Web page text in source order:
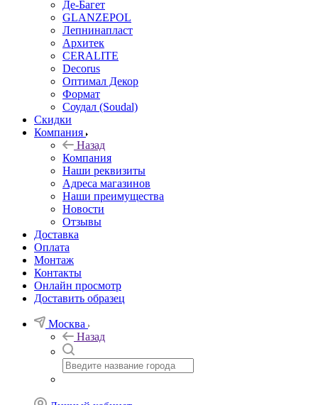
Де-Багет
GLANZEPOL
Лепнинапласт
Архитек
CERALITE
Decorus
Оптимал Декор
Формат
Соудал (Soudal)
Скидки
Компания
Назад
Компания
Наши реквизиты
Адреса магазинов
Наши преимущества
Новости
Отзывы
Доставка
Оплата
Монтаж
Контакты
Онлайн просмотр
Доставить образец
Москва
Назад